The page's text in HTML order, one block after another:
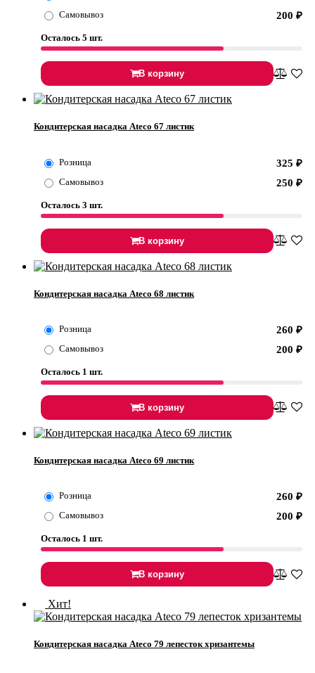
Самовывоз 200 ₽
Осталось 5 шт.
В корзину
Кондитерская насадка Ateco 67 листик
Розница 325 ₽
Самовывоз 250 ₽
Осталось 3 шт.
В корзину
Кондитерская насадка Ateco 68 листик
Розница 260 ₽
Самовывоз 200 ₽
Осталось 1 шт.
В корзину
Кондитерская насадка Ateco 69 листик
Розница 260 ₽
Самовывоз 200 ₽
Осталось 1 шт.
В корзину
Хит!
Кондитерская насадка Ateco 79 лепесток хризантемы